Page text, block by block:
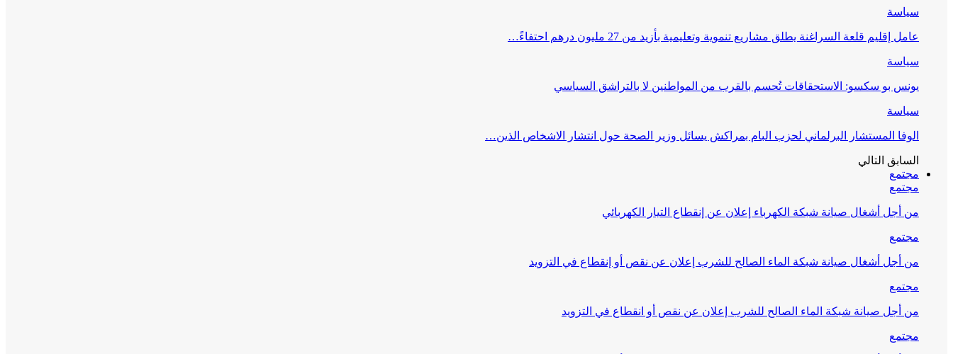
سياسة
عامل إقليم قلعة السراغنة يطلق مشاريع تنموية وتعليمية بأزيد من 27 مليون درهم احتفاءً…
سياسة
يونس بو سكسو: الاستحقاقات تُحسم بالقرب من المواطنين لا بالتراشق السياسي
سياسة
الوفا المستشار البرلماني لحزب البام بمراكش يسائل وزير الصحة حول انتشار الاشخاص الذين…
السابق التالي
مجتمع
مجتمع
من أجل أشغال صيانة شبكة الكهرباء إعلان عن إنقطاع التيار الكهربائي
مجتمع
من أجل أشغال صيانة شبكة الماء الصالح للشرب إعلان عن نقص أو إنقطاع في التزويد
مجتمع
من أجل صيانة شبكة الماء الصالح للشرب إعلان عن نقص أو انقطاع في التزويد
مجتمع